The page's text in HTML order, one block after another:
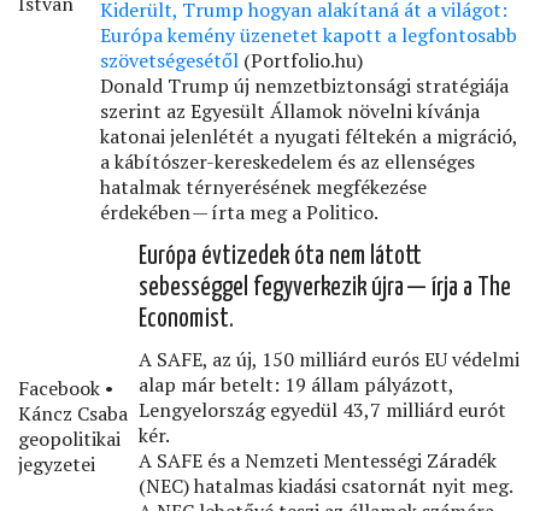
Kiderült, Trump hogyan alakítaná át a világot:
Európa kemény üzenetet kapott a legfontosabb
szövetségesétől (Portfolio.hu)
Donald Trump új nemzetbiztonsági stratégiája
szerint az Egyesült Államok növelni kívánja
katonai jelenlétét a nyugati féltekén a migráció,
a kábítószer-kereskedelem és az ellenséges
hatalmak térnyerésének megfékezése
érdekében — írta meg a Politico.
Facebook •
Káncz Csaba
geopolitikai
jegyzetei
Európa évtizedek óta nem látott
sebességgel fegyverkezik újra — írja a The
Economist.
A SAFE, az új, 150 milliárd eurós EU védelmi
alap már betelt: 19 állam pályázott,
Lengyelország egyedül 43,7 milliárd eurót
kér.
A SAFE és a Nemzeti Mentességi Záradék
(NEC) hatalmas kiadási csatornát nyit meg.